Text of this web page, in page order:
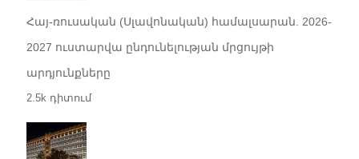
Հայ-ռուսական (Սլավոնական) համալսարան. 2026-
2027 ուստարվա ընդունելության մրցույթի
արդյունքները
2.5k դիտում